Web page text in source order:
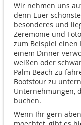
Wir nehmen uns
denn Euer
besonderes und
Zeremonie und
zum Beispiel einen
einem Dinner
weißen oder
Palm Beach zu
Bootstour zu
Unternehmungen,
buchen.
Wenn Ihr gern